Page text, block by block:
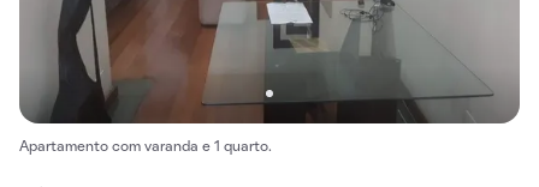
Apartamento com varanda e 1 quarto.